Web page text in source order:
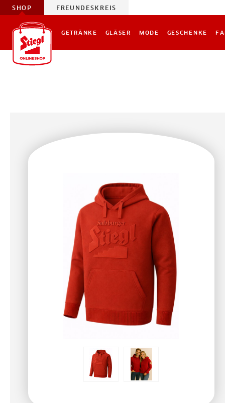
SHOP FREUNDESKREIS
GETRÄNKE GLÄSER MODE GESCHENKE